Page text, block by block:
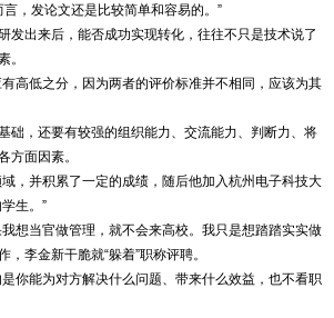
，发论文还是比较简单和容易的。”
发出来后，能否成功实现转化，往往不只是技术说了
。
高低之分，因为两者的评价标准并不相同，应该为其
础，还要有较强的组织能力、交流能力、判断力、将
方面因素。
，并积累了一定的成绩，随后他加入杭州电子科技大
生。”
想当官做管理，就不会来高校。我只是想踏踏实实做
李金新干脆就“躲着”职称评聘。
你能为对方解决什么问题、带来什么效益，也不看职